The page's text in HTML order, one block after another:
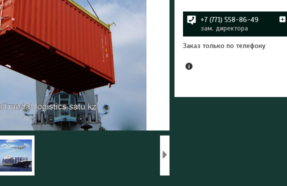
+7 (771) 558-86-49
зам. директора
Заказ только по телефону